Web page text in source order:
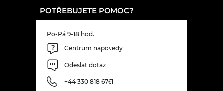
POTŘEBUJETE POMOC?
Po-Pá 9-18 hod.
Centrum nápovědy
Odeslat dotaz
+44 330 818 6761